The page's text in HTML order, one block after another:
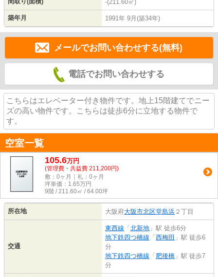
-(211.60㎡)
築年月 1991年 9月(築34年)
メールでお問い合わせする(無料)
電話でお問い合わせする
こちらはエレベーター付き物件です。地上15階建てでニー
ズの高い物件です。こちらは徒歩6分に立地する物件で
す。
空室一覧
105.6万円
(管理費・共益費 211,200円)
敷：0ヶ月｜礼：0ヶ月
坪単価： 1.65万円
9階 / 211.60㎡ / 64.00坪
所在地 大阪府大阪市北区堂島浜 ２丁目
交通
東西線 「 北新地 」駅 徒歩6分
地下鉄四つ橋線 「 西梅田 」駅 徒歩6
分
地下鉄四つ橋線 「 肥後橋 」駅 徒歩7
分